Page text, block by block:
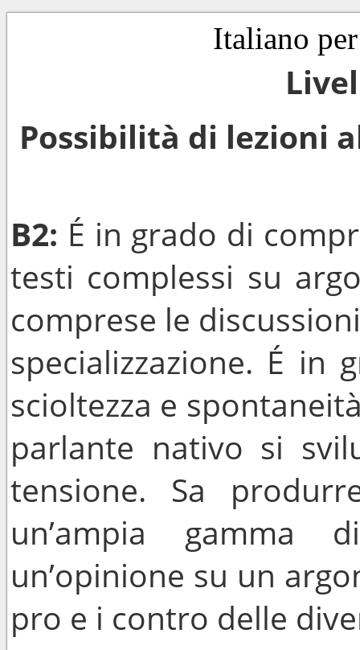
Italiano
Possibilità di lezioni
B2: É in grado di
testi complessi su
comprese le
specializzazione. É in
scioltezza e
parlante nativo si
tensione. Sa
un’ampia gamma
un’opinione su un
pro e i contro delle